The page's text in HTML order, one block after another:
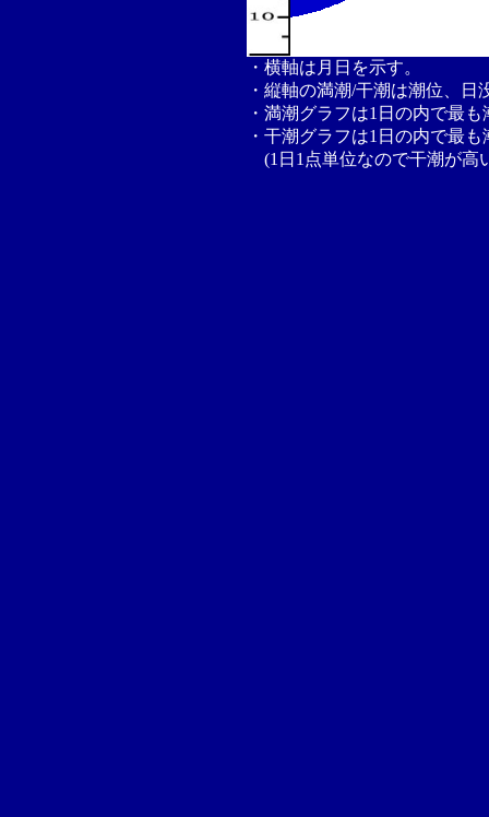
・横軸は月日を示す。
・縦軸の満潮/干潮は潮位、
・満潮グラフは1日の内で最
・干潮グラフは1日の内で最
(1日1点単位なので干潮が高